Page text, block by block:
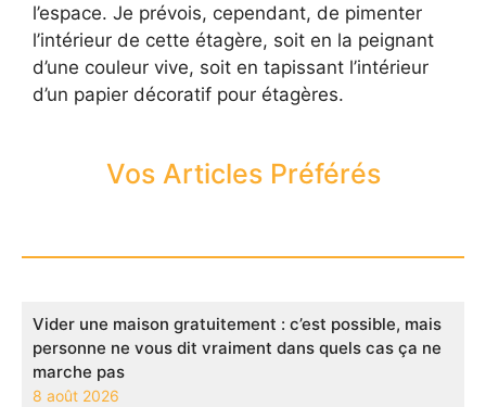
l’espace. Je prévois, cependant, de pimenter
l’intérieur de cette étagère, soit en la peignant
d’une couleur vive, soit en tapissant l’intérieur
d’un papier décoratif pour étagères.
Vos Articles Préférés
Vider une maison gratuitement : c’est possible, mais
personne ne vous dit vraiment dans quels cas ça ne
marche pas
8 août 2026